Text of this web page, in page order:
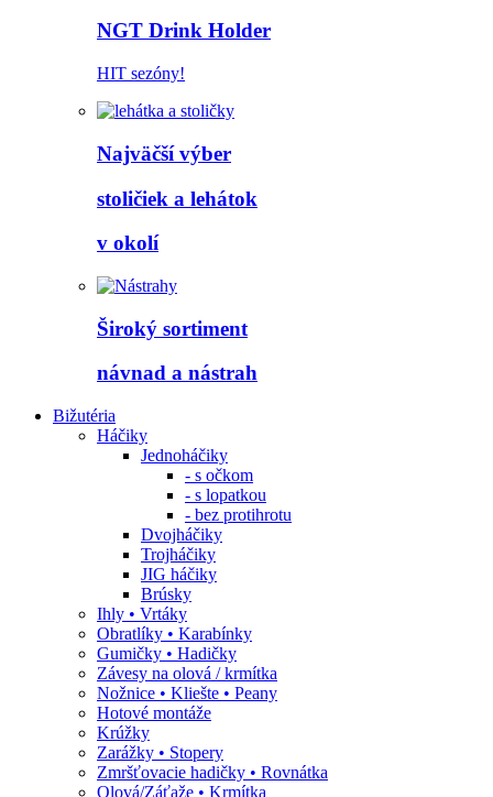
NGT Drink Holder
HIT sezóny!
Najväčší výber
stoličiek a lehátok
v okolí
Široký sortiment
návnad a nástrah
Bižutéria
Háčiky
Jednoháčiky
- s očkom
- s lopatkou
- bez protihrotu
Dvojháčiky
Trojháčiky
JIG háčiky
Brúsky
Ihly • Vrtáky
Obratlíky • Karabínky
Gumičky • Hadičky
Závesy na olová / krmítka
Nožnice • Kliešte • Peany
Hotové montáže
Krúžky
Zarážky • Stopery
Zmršťovacie hadičky • Rovnátka
Olová/Záťaže • Krmítka